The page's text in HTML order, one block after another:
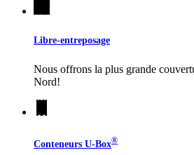
Libre-entreposage
Nous offrons la plus grande
Nord!
Conteneurs U-Box®